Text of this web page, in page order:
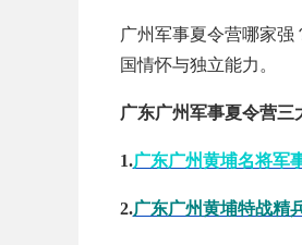
广州军事夏令营哪家
国情怀与独立能力。
广东广州军事夏令营三
1.广东广州黄埔名将军
2.广东广州黄埔特战精